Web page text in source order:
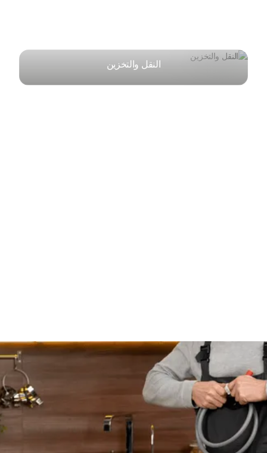
النقل والتخزين